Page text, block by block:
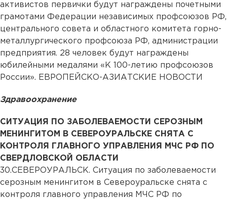
активистов первички будут награждены почетными
грамотами Федерации независимых профсоюзов РФ,
центрального совета и областного комитета горно-
металлургического профсоюза РФ, администрации
предприятия. 28 человек будут награждены
юбилейными медалями «К 100-летию профсоюзов
России». ЕВРОПЕЙСКО-АЗИАТСКИЕ НОВОСТИ
Здравоохранение
СИТУАЦИЯ ПО ЗАБОЛЕВАЕМОСТИ СЕРОЗНЫМ
МЕНИНГИТОМ В СЕВЕРОУРАЛЬСКЕ СНЯТА С
КОНТРОЛЯ ГЛАВНОГО УПРАВЛЕНИЯ МЧС РФ ПО
СВЕРДЛОВСКОЙ ОБЛАСТИ
30.СЕВЕРОУРАЛЬСК. Ситуация по заболеваемости
серозным менингитом в Североуральске снята с
контроля главного управления МЧС РФ по